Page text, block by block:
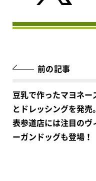
前の記事
豆乳で作ったマヨネー
とドレッシングを発売。
表参道店には注目のヴ
ーガンドッグも登場！